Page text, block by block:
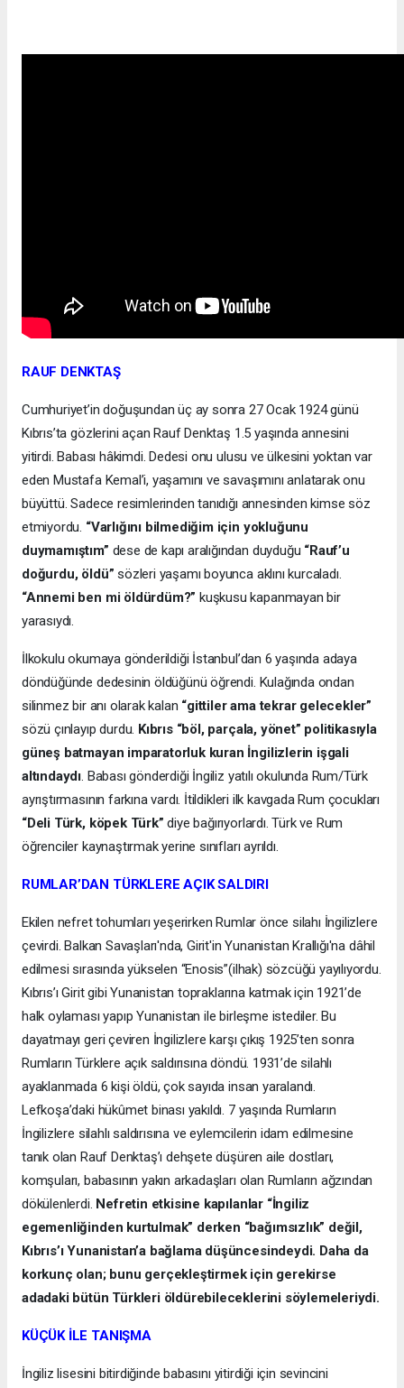
RAUF DENKTAŞ
Cumhuriyet’in doğuşundan üç ay sonra 27 Ocak 1924 günü
Kıbrıs’ta gözlerini açan Rauf Denktaş 1.5 yaşında annesini
yitirdi. Babası hâkimdi. Dedesi onu ulusu ve ülkesini yoktan var
eden Mustafa Kemal’i, yaşamını ve savaşımını anlatarak onu
büyüttü. Sadece resimlerinden tanıdığı annesinden kimse söz
etmiyordu. “Varlığını bilmediğim için yokluğunu
duymamıştım” dese de kapı aralığından duyduğu “Rauf’u
doğurdu, öldü” sözleri yaşamı boyunca aklını kurcaladı.
“Annemi ben mi öldürdüm?”kuşkusu kapanmayan bir
yarasıydı.
İlkokulu okumaya gönderildiği İstanbul’dan 6 yaşında adaya
döndüğünde dedesinin öldüğünü öğrendi. Kulağında ondan
silinmez bir anı olarak kalan “gittiler ama tekrar gelecekler”
sözü çınlayıp durdu. Kıbrıs “böl, parçala, yönet” politikasıyla
güneş batmayan imparatorluk kuran İngilizlerin işgali
altındaydı. Babası gönderdiği İngiliz yatılı okulunda Rum/Türk
ayrıştırmasının farkına vardı. İtildikleri ilk kavgada Rum çocukları
“Deli Türk, köpek Türk” diye bağırıyorlardı. Türk ve Rum
öğrenciler kaynaştırmak yerine sınıfları ayrıldı.
RUMLAR’DAN TÜRKLERE AÇIK SALDIRI
Ekilen nefret tohumları yeşerirken Rumlar önce silahı İngilizlere
çevirdi. Balkan Savaşları'nda, Girit'in Yunanistan Krallığı'na dâhil
edilmesi sırasında yükselen “Enosis”(ilhak) sözcüğü yayılıyordu.
Kıbrıs’ı Girit gibi Yunanistan topraklarına katmak için 1921’de
halk oylaması yapıp Yunanistan ile birleşme istediler. Bu
dayatmayı geri çeviren İngilizlere karşı çıkış 1925’ten sonra
Rumların Türklere açık saldırısına döndü. 1931’de silahlı
ayaklanmada 6 kişi öldü, çok sayıda insan yaralandı.
Lefkoşa’daki hükûmet binası yakıldı. 7 yaşında Rumların
İngilizlere silahlı saldırısına ve eylemcilerin idam edilmesine
tanık olan Rauf Denktaş’ı dehşete düşüren aile dostları,
komşuları, babasının yakın arkadaşları olan Rumların ağzından
dökülenlerdi. Nefretin etkisine kapılanlar “İngiliz
egemenliğinden kurtulmak” derken “bağımsızlık” değil,
Kıbrıs’ı Yunanistan’a bağlama düşüncesindeydi. Daha da
korkunç olan; bunu gerçekleştirmek için gerekirse
adadaki bütün Türkleri öldürebileceklerini söylemeleriydi.
KÜÇÜK İLE TANIŞMA
İngiliz lisesini bitirdiğinde babasını yitirdiği için sevincini